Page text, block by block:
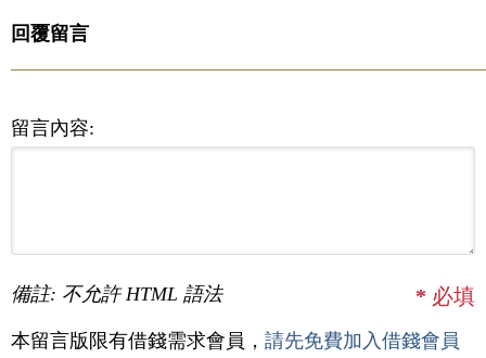
回覆留言
留言內容:
備註: 不允許 HTML 語法 * 必填
本留言版限有借錢需求會員， 請先免費加入借錢會員